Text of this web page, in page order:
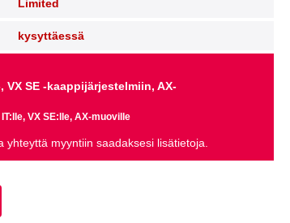
Limited
kysyttäessä
SE -kaappijärjestelmiin, AX-
VX SE:lle, AX-muoville
myyntiin saadaksesi lisätietoja.